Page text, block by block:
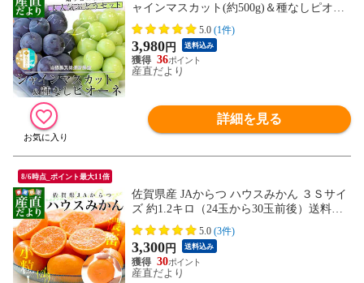
ャインマスカット(約500g)＆種なしピオー
ネ(約450g) 極上・秀品 各1房入り 合計950g
以上 送料無料 ブドウ ぶどう 葡萄 メッセ
ージカード付き クール便
5.0 (1件)
3,980円 送料込み
36
産直だより
詳細を見る
8/6時点_ポイント最大11倍
佐賀県産 JAからつ ハウスみかん ３Ｓサイ
ズ 約1.2キロ（24玉から30玉前後）送料無
料 蜜柑 ミカン
5.0 (3件)
3,300円 送料込み
30
産直だより